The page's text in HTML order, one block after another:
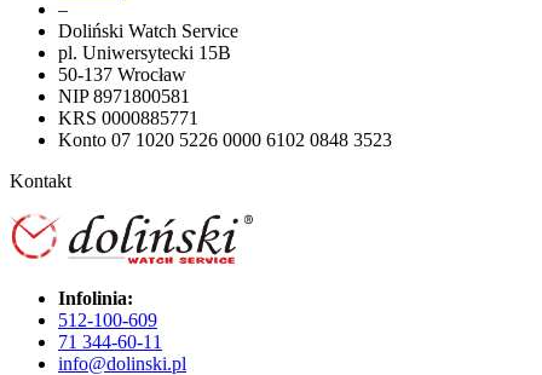
–
Doliński Watch Service
pl. Uniwersytecki 15B
50-137 Wrocław
NIP 8971800581
KRS 0000885771
Konto 07 1020 5226 0000 6102 0848 3523
Kontakt
Infolinia:
512-100-609
71 344-60-11
info@dolinski.pl